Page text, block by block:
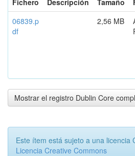
Fichero
Descripción Tamaño
06839.p
df
2,56 MB
Mostrar el registro Dublin Core
Este ítem está sujeto a una licencia
Licencia Creative Commons